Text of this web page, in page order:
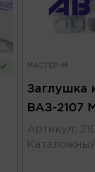
МАСТЕР-М
Заглушка
ВАЗ-2107
Артикул :